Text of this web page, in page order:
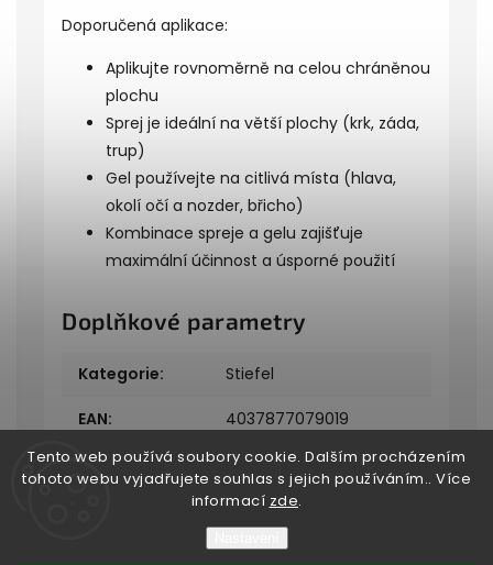
Tento web používá soubory cookie. Dalším procházením
tohoto webu vyjadřujete souhlas s jejich používáním.. Více
informací zde.
Doporučená aplikace:
Aplikujte rovnoměrně na celou chráněnou
plochu
Sprej je ideální na větší plochy (krk, záda,
trup)
Gel používejte na citlivá místa (hlava,
okolí očí a nozder, břicho)
Kombinace spreje a gelu zajišťuje
maximální účinnost a úsporné použití
Doplňkové parametry
Kategorie: Stiefel
EAN: 4037877079019